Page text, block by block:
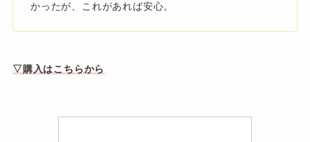
かったが、これがあれば安心。
▽購入はこちらから